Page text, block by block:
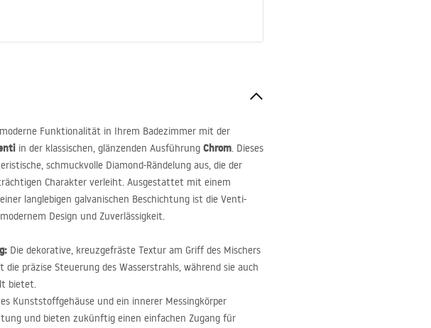
Funktionalität in Ihrem Badezimmer mit der
in der klassischen, glänzenden Ausführung Chrom. Dieses
schmuckvolle Diamond-Rändelung aus, die der
Charakter verleiht. Ausgestattet mit einem
langlebigen galvanischen Beschichtung ist die Venti-
Design und Zuverlässigkeit.
Die dekorative, kreuzgefräste Textur am Griff des Mischers
präzise Steuerung des Wasserstrahls, während sie auch
bietet.
Kunststoffgehäuse und ein innerer Messingkörper
und bieten zukünftig einen einfachen Zugang für